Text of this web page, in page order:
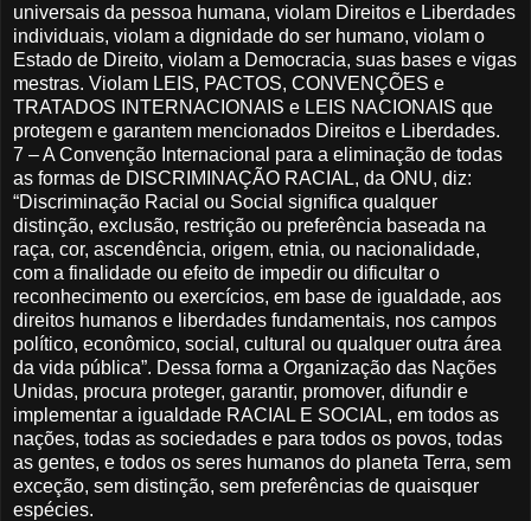
universais da pessoa humana, violam Direitos e Liberdades
individuais, violam a dignidade do ser humano, violam o
Estado de Direito, violam a Democracia, suas bases e vigas
mestras. Violam LEIS, PACTOS, CONVENÇÕES e
TRATADOS INTERNACIONAIS e LEIS NACIONAIS que
protegem e garantem mencionados Direitos e Liberdades.
7 – A Convenção Internacional para a eliminação de todas
as formas de DISCRIMINAÇÃO RACIAL, da ONU, diz:
“Discriminação Racial ou Social significa qualquer
distinção, exclusão, restrição ou preferência baseada na
raça, cor, ascendência, origem, etnia, ou nacionalidade,
com a finalidade ou efeito de impedir ou dificultar o
reconhecimento ou exercícios, em base de igualdade, aos
direitos humanos e liberdades fundamentais, nos campos
político, econômico, social, cultural ou qualquer outra área
da vida pública”. Dessa forma a Organização das Nações
Unidas, procura proteger, garantir, promover, difundir e
implementar a igualdade RACIAL E SOCIAL, em todos as
nações, todas as sociedades e para todos os povos, todas
as gentes, e todos os seres humanos do planeta Terra, sem
exceção, sem distinção, sem preferências de quaisquer
espécies.